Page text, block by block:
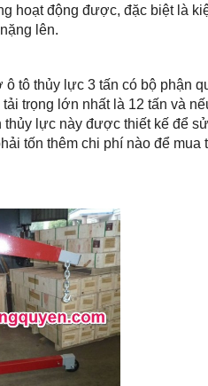
hoạt động được, đặc biệt là
lên.
ô tô thủy lực 3 tấn có bộ phận
trọng lớn nhất là 12 tấn và
lực này được thiết kế để
tốn thêm chi phí nào để